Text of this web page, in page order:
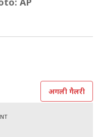
अगली गैलरी